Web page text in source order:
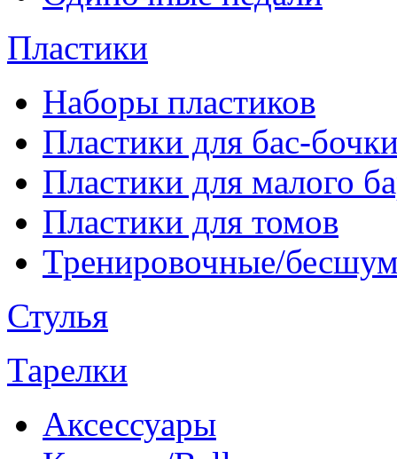
Пластики
Наборы пластиков
Пластики для бас-
Пластики для малого
Пластики для томов
Тренировочные/
Стулья
Тарелки
Аксессуары